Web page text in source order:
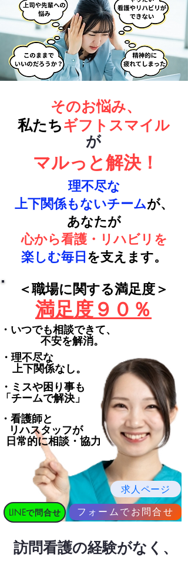
そのお悩み、
私たちギフトスマイル
が
マルっと解決！
理不尽な
上下関係もないチームが、
あなたが
心から看護・リハビリを
楽しむ毎日 を支えます。
＜職場に関する満足度＞
満足度９０％
・いつでも相談できて、
不安を解消。
・理不尽な
上下関係なし。
・ミスや困り事も
「チームで解決」
・看護師と
リハスタッフが
日常的に相談・協力
LINEで問合せ フォームでお問合せ
求人ページ
訪問看護の経験がなく、